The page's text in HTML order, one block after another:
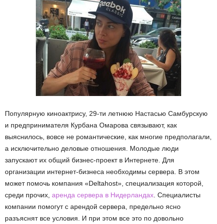
Популярную киноактрису, 29-ти летнюю Настасью Самбурскую
и предпринимателя Курбана Омарова связывают, как
выяснилось, вовсе не романтические, как многие предполагали,
а исключительно деловые отношения. Молодые люди
запускают их общий бизнес-проект в Интернете. Для
организации интернет-бизнеса необходимы сервера. В этом
может помочь компания «Deltahost», специализация которой,
среди прочих, аренда сервера в Нидерландах . Специалисты
компании помогут с арендой сервера, предельно ясно
разъяснят все условия. И при этом все это по довольно